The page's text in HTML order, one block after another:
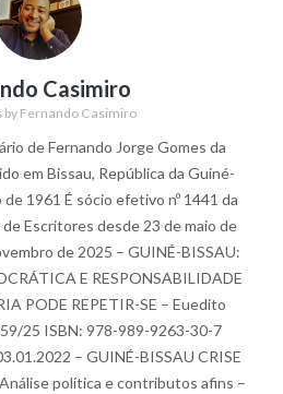
Casimiro
by Fernando Casimiro
de Fernando Jorge Gomes da
em Bissau, República da Guiné-
1961 É sócio efetivo nº 1441 da
Escritores desde 23 de maio de
de 2025 – GUINÉ-BISSAU:
E RESPONSABILIDADE
PODE REPETIR-SE – Euedito
25 ISBN: 978-989-9263-30-7
03.01.2022 – GUINÉ-BISSAU CRISE
política e contributos afins –